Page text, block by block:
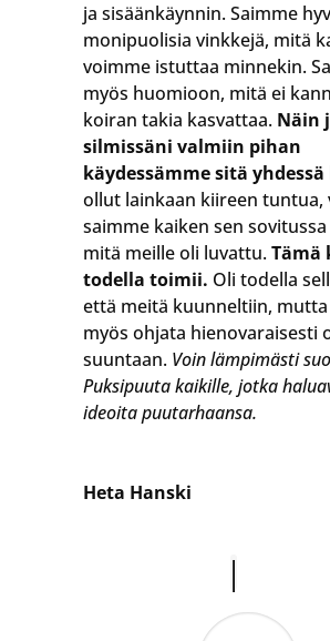
ja sisäänkäynnin. Saimme
monipuolisia vinkkejä, mitä
voimme istuttaa minnekin.
myös huomioon, mitä ei
koiran takia kasvattaa. Näin
silmissäni valmiin pihan
käydessämme sitä yhdessä
ollut lainkaan kiireen tuntua,
saimme kaiken sen sovitussa
mitä meille oli luvattu.Tämä
todella toimii. Oli todella
että meitä kuunneltiin,
myös ohjata hienovaraisesti
suuntaan. Voin lämpimästi
Puksipuuta kaikille, jotka
ideoita puutarhaansa.
Heta Hanski